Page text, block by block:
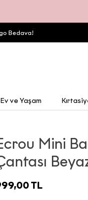
Bedava!
Ev ve Yaşam
Mini
TL